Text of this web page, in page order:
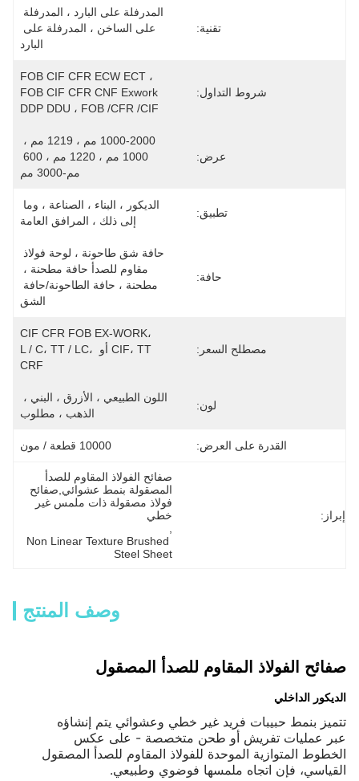
تقنية:
البارد
شروط التداول:
FOB CIF CFR ECW ECT ،
FOB CIF CFR CNF Exwork
DDP DDU ، FOB /CFR /CIF
عرض:
مم-3000 مم
تطبيق:
إلى ذلك ، المرافق العامة
حافة:
الشق
مصطلح السعر:
CIF CFR FOB EX-WORK،
CIF، TT أو L / C، TT / LC،
CRF
لون:
الذهب ، مطلوب
القدرة على العرض: 10000 قطعة / مون
إبراز:
خطي
Non Linear Texture Brushed
Steel Sheet
وصف المنتج
صفائح الفولاذ المقاوم للصدأ المصقول
الديكور الداخلي
تتميز بنمط حبيبات فريد غير خطي وعشوائي يتم إنشاؤه
عبر عمليات تفريش أو طحن متخصصة - على عكس
الخطوط المتوازية الموحدة للفولاذ المقاوم للصدأ المصقول
القياسي، فإن اتجاه ملمسها فوضوي وطبيعي.